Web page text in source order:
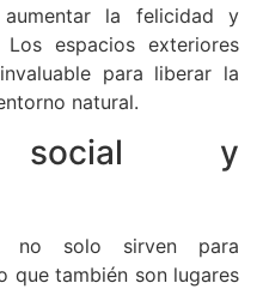
la felicidad y
espacios exteriores
para liberar la
natural.
social y
no solo sirven para
que también son lugares